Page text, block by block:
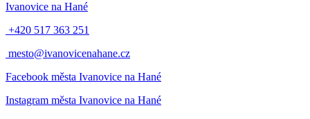
Ivanovice na Hané
+420 517 363 251
mesto@ivanovicenahane.cz
Facebook města Ivanovice na Hané
Instagram města Ivanovice na Hané